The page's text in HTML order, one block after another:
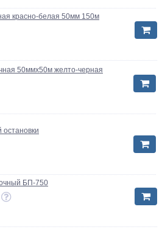
красно-белая 50мм 150м
50ммх50м желто-черная
остановки
БП-750